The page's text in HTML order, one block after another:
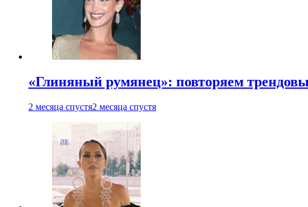
«Глиняный румянец»: повторяем
2 месяца спустя2 месяца спустя